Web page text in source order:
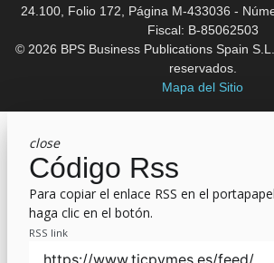
24.100, Folio 172, Página M-433036 -
Fiscal: B-85062503
© 2026 BPS Business Publications Spain
reservados.
Mapa del Sitio
close
Código Rss
Para copiar el enlace RSS en el
haga clic en el botón.
RSS link